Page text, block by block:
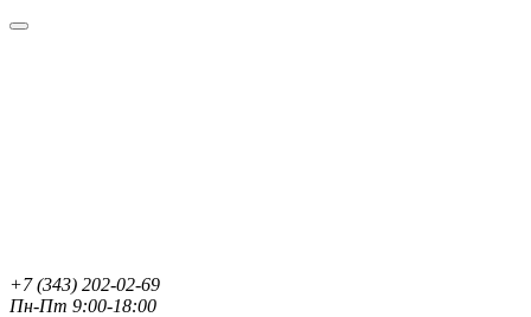
+7 (343) 202-02-69
Пн-Пт 9:00-18:00